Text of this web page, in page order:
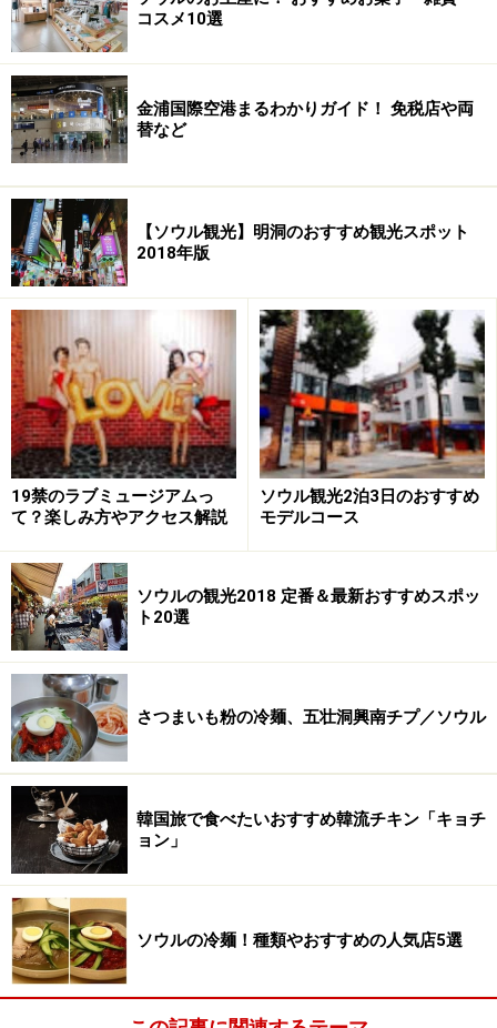
※データは記事公開時点の情報です
※記事内容は執筆時点のものです。最新の内容をご確認くださ
い。
※海外を訪れる際には最新情報の入手に努め、「 外務省 海外安全
ホームページ」を確認するなど、安全確保に十分注意を払ってく
ださい。
コスメ10選
金浦国際空港まるわかりガイド！ 免税店や両
替など
【ソウル観光】明洞のおすすめ観光スポット
2018年版
19禁のラブミュージアムっ
て？楽しみ方やアクセス解説
ソウル観光2泊3日のおすすめ
モデルコース
ソウルの観光2018 定番＆最新おすすめスポッ
ト20選
さつまいも粉の冷麺、五壮洞興南チプ／ソウル
韓国旅で食べたいおすすめ韓流チキン「キョチ
ョン」
ソウルの冷麺！種類やおすすめの人気店5選